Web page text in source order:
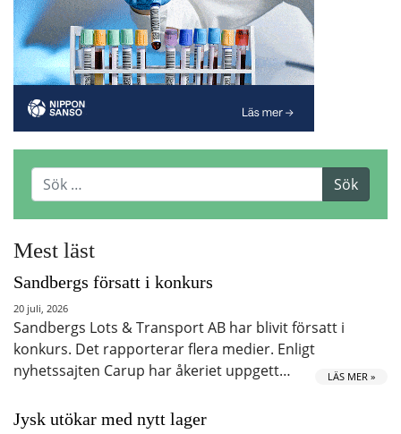
Mest läst
Sandbergs försatt i konkurs
20 juli, 2026
Sandbergs Lots & Transport AB har blivit försatt i
konkurs. Det rapporterar flera medier. Enligt
nyhetssajten Carup har åkeriet uppgett…
LÄS MER »
Jysk utökar med nytt lager